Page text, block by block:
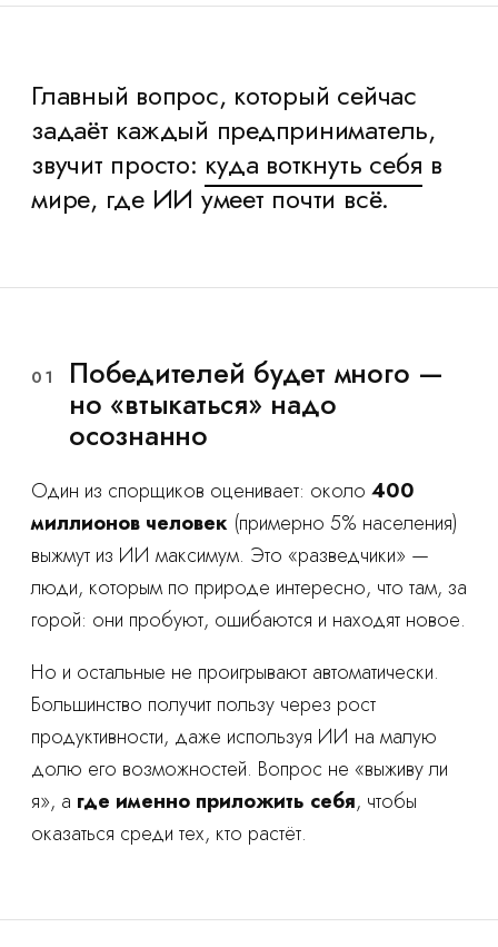
Главный вопрос, который сейчас
задаёт каждый предприниматель,
звучит просто: куда воткнуть себя в
мире, где ИИ умеет почти всё.
01 Победителей будет много —
но «втыкаться» надо
осознанно
Один из спорщиков оценивает: около 400
миллионов человек (примерно 5% населения)
выжмут из ИИ максимум. Это «разведчики» —
люди, которым по природе интересно, что там, за
горой: они пробуют, ошибаются и находят новое.
Но и остальные не проигрывают автоматически.
Большинство получит пользу через рост
продуктивности, даже используя ИИ на малую
долю его возможностей. Вопрос не «выживу ли
я», а где именно приложить себя, чтобы
оказаться среди тех, кто растёт.